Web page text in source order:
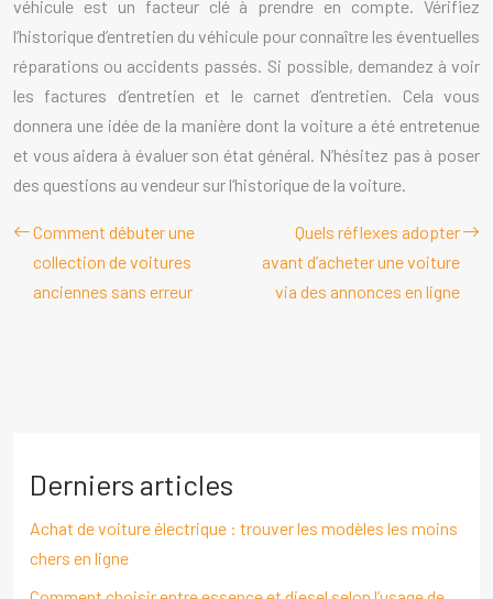
véhicule est un facteur clé à prendre en compte. Vérifiez
l’historique d’entretien du véhicule pour connaître les éventuelles
réparations ou accidents passés. Si possible, demandez à voir
les factures d’entretien et le carnet d’entretien. Cela vous
donnera une idée de la manière dont la voiture a été entretenue
et vous aidera à évaluer son état général. N’hésitez pas à poser
des questions au vendeur sur l’historique de la voiture.
Comment débuter une
collection de voitures
anciennes sans erreur
Quels réflexes adopter
avant d’acheter une voiture
via des annonces en ligne
Derniers articles
Achat de voiture électrique : trouver les modèles les moins
chers en ligne